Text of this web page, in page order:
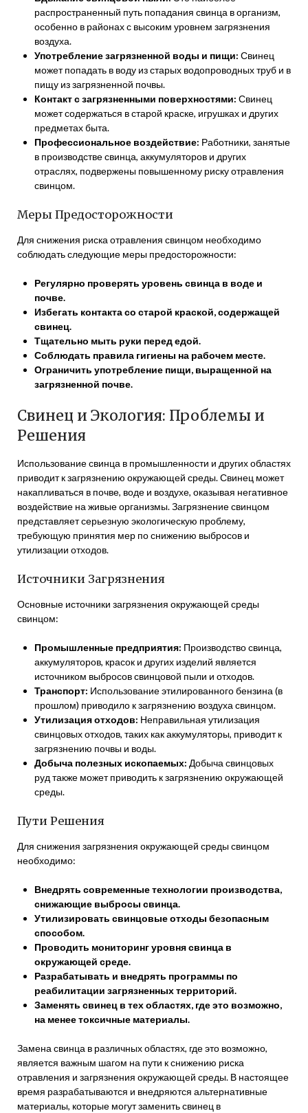
распространенный путь попадания свинца в организм,
особенно в районах с высоким уровнем загрязнения
воздуха.
Употребление загрязненной воды и пищи: Свинец
может попадать в воду из старых водопроводных труб и в
пищу из загрязненной почвы.
Контакт с загрязненными поверхностями: Свинец
может содержаться в старой краске, игрушках и других
предметах быта.
Профессиональное воздействие: Работники, занятые
в производстве свинца, аккумуляторов и других
отраслях, подвержены повышенному риску отравления
свинцом.
Меры Предосторожности
Для снижения риска отравления свинцом необходимо
соблюдать следующие меры предосторожности:
Регулярно проверять уровень свинца в воде и
почве.
Избегать контакта со старой краской, содержащей
свинец.
Тщательно мыть руки перед едой.
Соблюдать правила гигиены на рабочем месте.
Ограничить употребление пищи, выращенной на
загрязненной почве.
Свинец и Экология: Проблемы и
Решения
Использование свинца в промышленности и других областях
приводит к загрязнению окружающей среды. Свинец может
накапливаться в почве, воде и воздухе, оказывая негативное
воздействие на живые организмы. Загрязнение свинцом
представляет серьезную экологическую проблему,
требующую принятия мер по снижению выбросов и
утилизации отходов.
Источники Загрязнения
Основные источники загрязнения окружающей среды
свинцом:
Промышленные предприятия: Производство свинца,
аккумуляторов, красок и других изделий является
источником выбросов свинцовой пыли и отходов.
Транспорт: Использование этилированного бензина (в
прошлом) приводило к загрязнению воздуха свинцом.
Утилизация отходов: Неправильная утилизация
свинцовых отходов, таких как аккумуляторы, приводит к
загрязнению почвы и воды.
Добыча полезных ископаемых: Добыча свинцовых
руд также может приводить к загрязнению окружающей
среды.
Пути Решения
Для снижения загрязнения окружающей среды свинцом
необходимо:
Внедрять современные технологии производства,
снижающие выбросы свинца.
Утилизировать свинцовые отходы безопасным
способом.
Проводить мониторинг уровня свинца в
окружающей среде.
Разрабатывать и внедрять программы по
реабилитации загрязненных территорий.
Заменять свинец в тех областях, где это возможно,
на менее токсичные материалы.
Замена свинца в различных областях, где это возможно,
является важным шагом на пути к снижению риска
отравления и загрязнения окружающей среды. В настоящее
время разрабатываются и внедряются альтернативные
материалы, которые могут заменить свинец в